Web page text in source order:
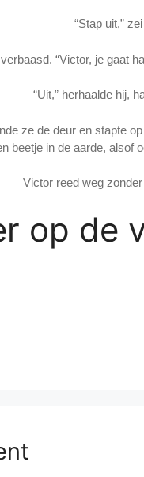
“Stap uit,”
verbaasd. “Victor, je gaat
“Uit,” herhaalde hij,
ze de deur en stapte
beetje in de aarde, alsof
Victor reed weg
op de